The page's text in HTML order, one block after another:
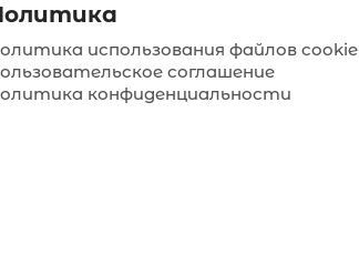
использования файлов cookie
соглашение
конфиденциальности